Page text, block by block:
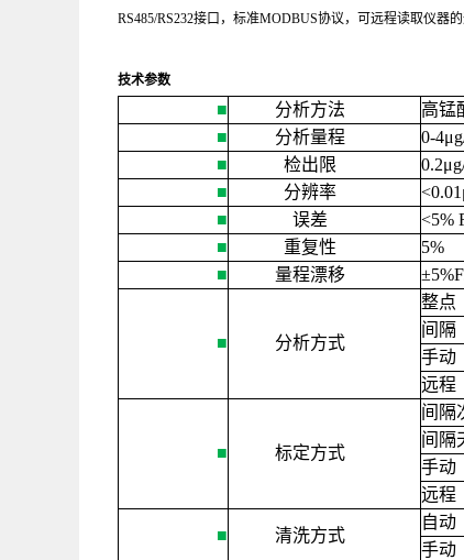
RS485/RS232接口，标准MODBUS协议，可远程读取仪器
技术参数
■ 分析方法 高锰
■
分析量程 0-4μ
■
检出限 0.2μ
■
分辨率 <0.01
■
误差
<5%
■
重复性
5%
■
量程漂移 ±
■ 分析方式
整点
间隔
手动
远程
■ 标定方式
间隔
间隔
手动
远程
■ 清洗方式
自动
手动